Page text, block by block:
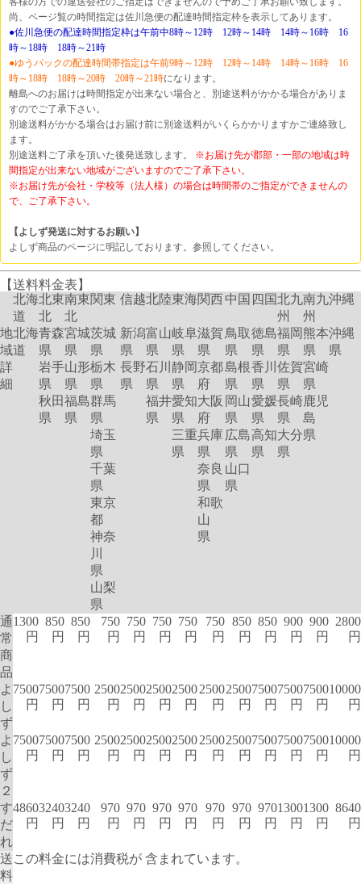
尚、ページ覧の時間指定は佐川急便の配達時間指定枠を表示してあります。
●佐川急便の配達時間指定枠は午前中8時～12時 12時～14時 14時～16時 16
時～18時 18時～21時
●ゆうパックの配達時間帯指定は午前9時～12時 12時～14時 14時～16時 16
時～18時 18時～20時 20時～21時になります。
離島へのお届けは時間指定が出来ない場合と、別途送料がかかる場合がありま
すのでご了承下さい。
別途送料がかかる場合はお届け前に別途送料がいくらかかりますかご連絡致し
ます。
別途送料ご了承を頂いた後発送致します。 ※お届け先が郡部・一部の地域は時
間指定が出来ない地域がございますのでご了承下さい。
※お届け先が会社・学校等（法人様）の場合は時間帯のご指定ができませんの
で、ご了承下さい。
【よしず発送に対するお願い】
よしず商品のページに明記しております。参照してください。
【送料料金表】
北海
道
北東
北
南東
北
関東 信越北陸東海関西中国 四国北九
州
南九
州
沖縄
地
域
詳
細
北海
道
青森
県
岩手
県
秋田
県
宮城
県
山形
県
福島
県
茨城
県
栃木
県
群馬
県
埼玉
県
千葉
県
東京
都
神奈
川
県
山梨
県
新潟
県
長野
県
富山
県
石川
県
福井
県
岐阜
県
静岡
県
愛知
県
三重
県
滋賀
県
京都
府
大阪
府
兵庫
県
奈良
県
和歌
山
県
鳥取
県
島根
県
岡山
県
広島
県
山口
県
徳島
県
香川
県
愛媛
県
高知
県
福岡
県
佐賀
県
長崎
県
大分
県
熊本
県
宮崎
県
鹿児
島
県
沖縄
県
通
常
商
品
1300
円
850
円
850
円
750
円
750
円
750
円
750
円
750
円
850
円
850
円
900
円
900
円
2800
円
よ
し
ず
7500
円
7500
円
7500
円
2500
円
2500
円
2500
円
2500
円
2500
円
2500
円
7500
円
7500
円
7500
円
10000
円
よ
し
ず
２
7500
円
7500
円
7500
円
2500
円
2500
円
2500
円
2500
円
2500
円
2500
円
7500
円
7500
円
7500
円
10000
円
す
だ
れ
4860
円
3240
円
3240
円
970
円
970
円
970
円
970
円
970
円
970
円
970
円
1300
円
1300
円
8640
円
送
料
この料金には消費税が 含まれています。